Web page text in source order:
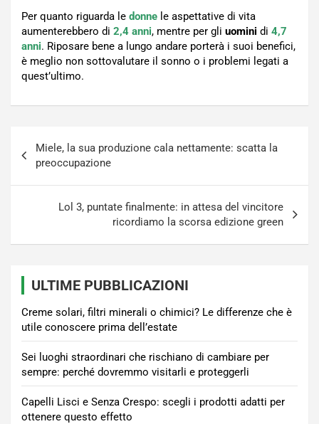
Per quanto riguarda le donne le aspettative di vita
aumenterebbero di 2,4 anni, mentre per gli uomini di 4,7
anni. Riposare bene a lungo andare porterà i suoi benefici,
è meglio non sottovalutare il sonno o i problemi legati a
quest’ultimo.
articoli
Miele, la sua produzione cala nettamente: scatta la
preoccupazione
Lol 3, puntate finalmente: in attesa del vincitore
ricordiamo la scorsa edizione green
ULTIME PUBBLICAZIONI
Creme solari, filtri minerali o chimici? Le differenze che è
utile conoscere prima dell’estate
Sei luoghi straordinari che rischiano di cambiare per
sempre: perché dovremmo visitarli e proteggerli
Capelli Lisci e Senza Crespo: scegli i prodotti adatti per
ottenere questo effetto